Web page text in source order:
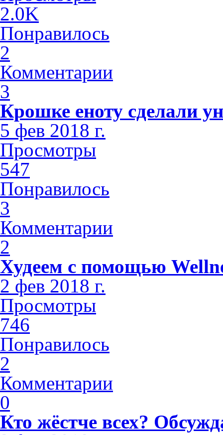
2.0K
Понравилось
2
Комментарии
3
Крошке еноту сделали
5 фев 2018 г.
Просмотры
547
Понравилось
3
Комментарии
2
Худеем с помощью
2 фев 2018 г.
Просмотры
746
Понравилось
2
Комментарии
0
Кто жёстче всех?